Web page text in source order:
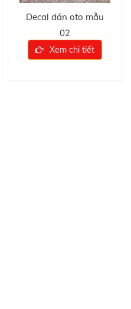
Decal dán oto mẫu
02
Xem chi tiết